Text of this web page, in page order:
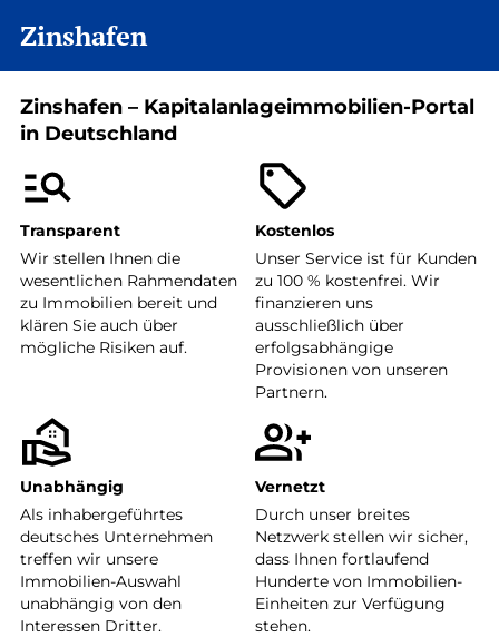
Zinshafen
Zinshafen – Kapitalanlageimmobilien-Portal
in Deutschland
Transparent
Wir stellen Ihnen die
wesentlichen Rahmendaten
zu Immobilien bereit und
klären Sie auch über
mögliche Risiken auf.
Kostenlos
Unser Service ist für Kunden
zu 100 % kostenfrei. Wir
finanzieren uns
ausschließlich über
erfolgsabhängige
Provisionen von unseren
Partnern.
Unabhängig
Als inhabergeführtes
deutsches Unternehmen
treffen wir unsere
Immobilien-Auswahl
unabhängig von den
Interessen Dritter.
Vernetzt
Durch unser breites
Netzwerk stellen wir sicher,
dass Ihnen fortlaufend
Hunderte von Immobilien-
Einheiten zur Verfügung
stehen.